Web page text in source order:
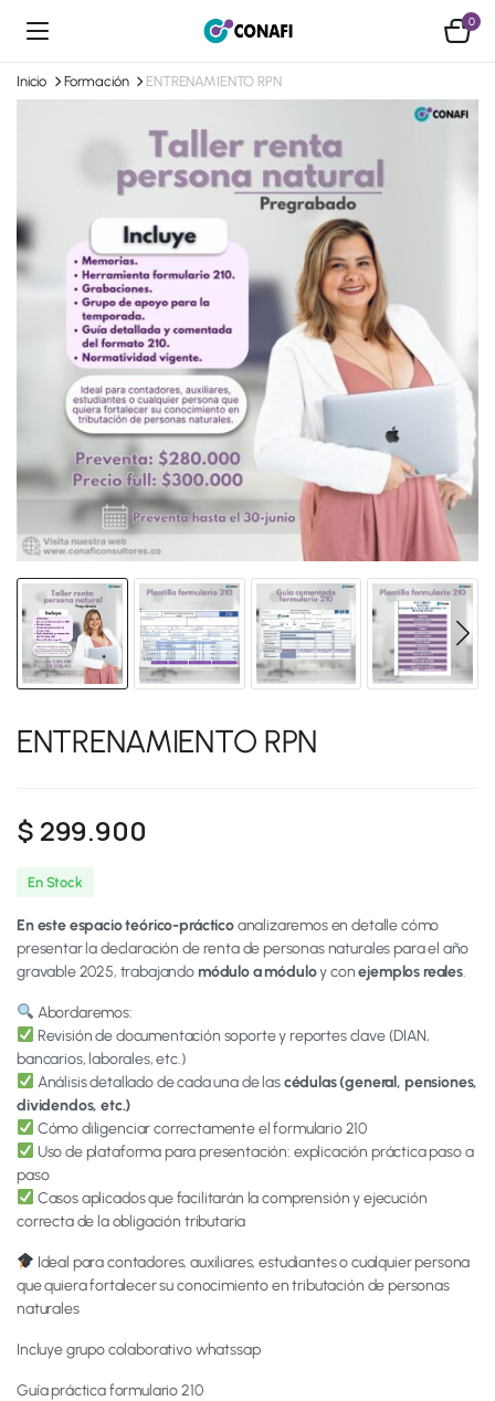
0
Inicio Formación ENTRENAMIENTO RPN
ENTRENAMIENTO RPN
$ 299.900
En Stock
En este espacio teórico-prácticoanalizaremos en detalle cómo
presentar la declaración de renta de personas naturales para el año
gravable 2025, trabajandomódulo a móduloy conejemplos reales.
Abordaremos:
Revisión de documentación soporte y reportes clave (DIAN,
bancarios, laborales, etc.)
Análisis detallado de cada una de lascédulas (general, pensiones,
dividendos, etc.)
Cómo diligenciar correctamente el formulario 210
Uso de plataforma para presentación: explicación práctica paso a
paso
Casos aplicados que facilitarán la comprensión y ejecución
correcta de la obligación tributaria
Ideal para contadores, auxiliares, estudiantes o cualquier persona
que quiera fortalecer su conocimiento en tributación de personas
naturales
Incluye grupo colaborativo whatssap
Guía práctica formulario 210